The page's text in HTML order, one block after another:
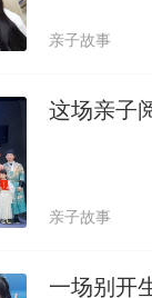
亲子故事
这场亲子
亲子故事
一场别开